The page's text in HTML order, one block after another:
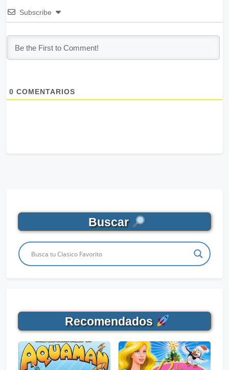
Subscribe
0 COMENTARIOS
Buscar
Recomendados